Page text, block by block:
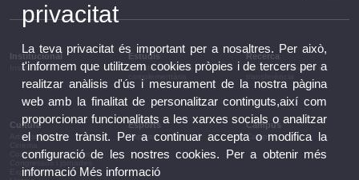
Institucional
Institucional
Estudis
Estudis i formació
Recerca
Recerca, innovació i
Cultura
Arts escèniques
Conferències i debats
Congressos i jornades
Exposicions
Esports
Esports
Campus
Campus
privacitat
La teva privacitat és important per a nosaltres. Per això,
t'informem que utilitzem cookies pròpies i de tercers per a
realitzar anàlisis d'ús i mesurament de la nostra pàgina
web amb la finalitat de personalitzar continguts,així com
proporcionar funcionalitats a les xarxes socials o analitzar
el nostre trànsit. Per a continuar accepta o modifica la
configuració de les nostres cookies. Per a obtenir més
informació Més informació